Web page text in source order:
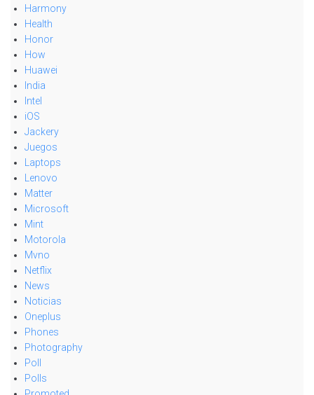
Harmony
Health
Honor
How
Huawei
India
Intel
iOS
Jackery
Juegos
Laptops
Lenovo
Matter
Microsoft
Mint
Motorola
Mvno
Netflix
News
Noticias
Oneplus
Phones
Photography
Poll
Polls